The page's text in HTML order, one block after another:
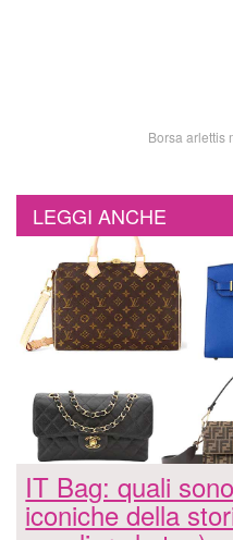
Borsa arlettis
LEGGI ANCHE
IT Bag: quali
iconiche della